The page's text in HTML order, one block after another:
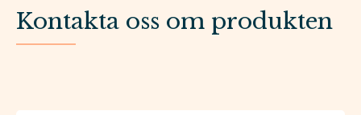
Kontakta oss om produkten